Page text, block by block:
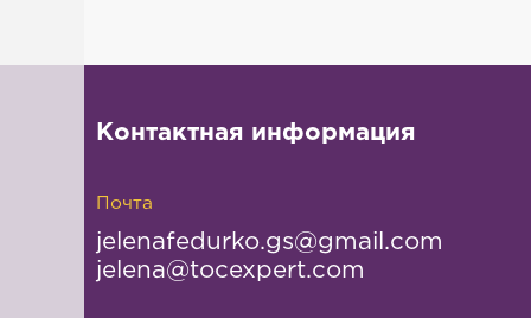
Контактная информация
Почта
jelenafedurko.gs@gmail.com
jelena@tocexpert.com